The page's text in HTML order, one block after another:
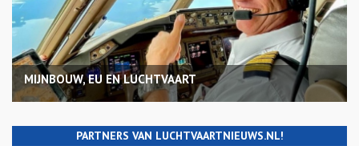
MIJNBOUW, EU EN LUCHTVAART
PARTNERS VAN LUCHTVAARTNIEUWS.NL!